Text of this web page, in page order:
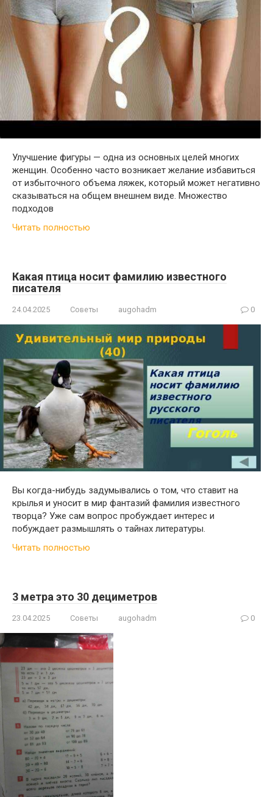
Улучшение фигуры — одна из основных целей многих
женщин. Особенно часто возникает желание избавиться
от избыточного объема ляжек, который может негативно
сказываться на общем внешнем виде. Множество
подходов
Читать полностью
Какая птица носит фамилию известного
писателя
24.04.2025 Советы augohadm 0
Вы когда-нибудь задумывались о том, что ставит на
крылья и уносит в мир фантазий фамилия известного
творца? Уже сам вопрос пробуждает интерес и
побуждает размышлять о тайнах литературы.
Читать полностью
3 метра это 30 дециметров
23.04.2025 Советы augohadm 0